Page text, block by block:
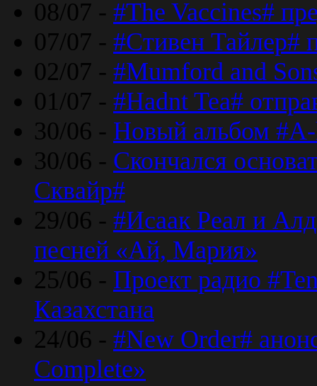
08/07 - #The Vaccines#
07/07 - #Стивен Тайлер#
02/07 - #Mumford and
01/07 - #Hadnt Tea#
30/06 - Новый альбом #A-
30/06 - Скончался
Сквайр#
29/06 - #Исаак Реал и
песней «Ай, Мария»
25/06 - Проект радио
Казахстана
24/06 - #New Order#
Complete»